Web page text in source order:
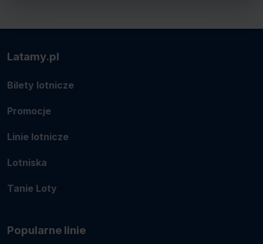
Latamy.pl
Bilety lotnicze
Promocje
Linie lotnicze
Lotniska
Tanie Loty
Popularne linie